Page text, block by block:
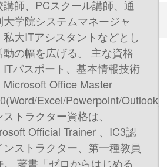
講師、PCスクール講師、通
大学院システムマネージャ
私大ITアシスタントなどとし
動の幅を広げる。 主な資格
ITパスポート、基本情報技術
Microsoft Office Master
Excel/Powerpoint/Outlook)、
ストラクター資格は、
Official Trainer 、IC3認
ンストラクター、第一種教員
。 著書 「ゼロからはじめる